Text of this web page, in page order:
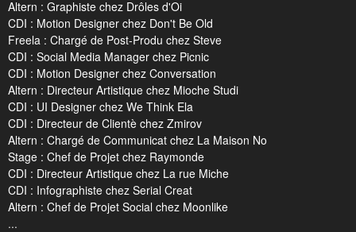
Altern : Graphiste chez Drôles d'Oi
CDI : Motion Designer chez Don't Be Old
Freela : Chargé de Post-Produ chez Steve
CDI : Social Media Manager chez Picnic
CDI : Motion Designer chez Conversation
Altern : Directeur Artistique chez Mioche Studi
CDI : UI Designer chez We Think Ela
CDI : Directeur de Clientè chez Zmirov
Altern : Chargé de Communicat chez La Maison No
Stage : Chef de Projet chez Raymonde
CDI : Directeur Artistique chez La rue Miche
CDI : Infographiste chez Serial Creat
Altern : Chef de Projet Social chez Moonlike
...